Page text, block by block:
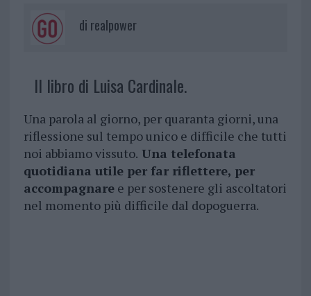
di realpower
Il libro di Luisa Cardinale.
Una parola al giorno, per quaranta giorni, una
riflessione sul tempo unico e difficile che tutti
noi abbiamo vissuto. Una telefonata
quotidiana utile per far riflettere, per
accompagnaree per sostenere gli ascoltatori
nel momento più difficile dal dopoguerra.